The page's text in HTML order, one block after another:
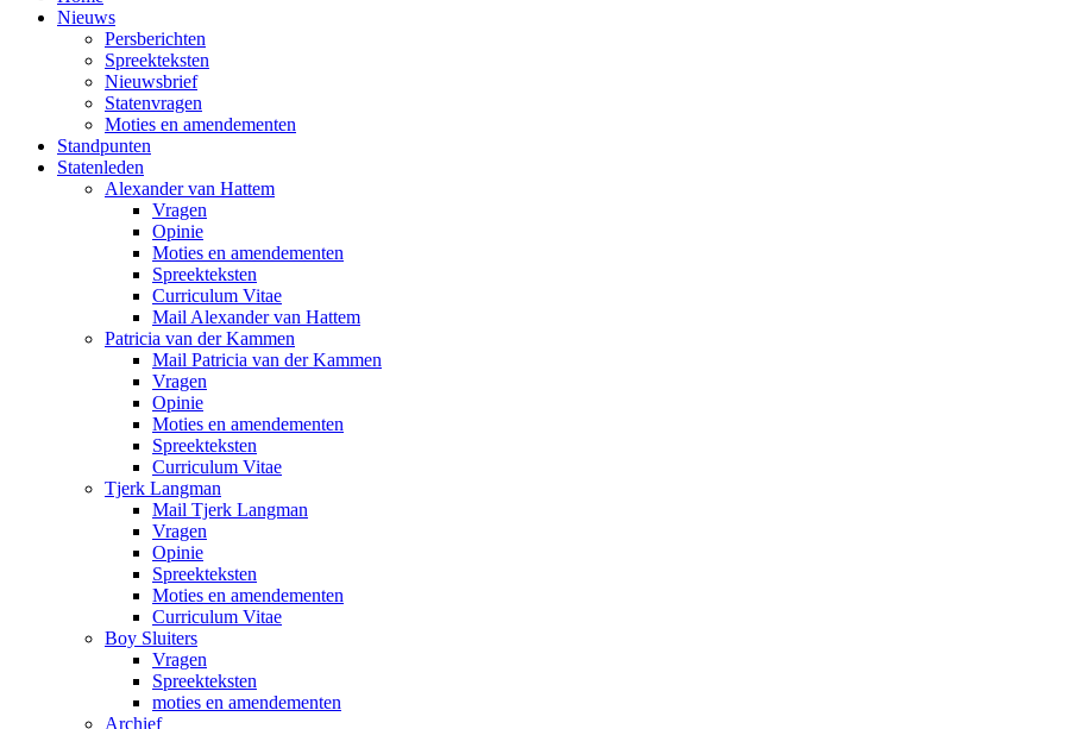
Nieuws
Persberichten
Spreekteksten
Nieuwsbrief
Statenvragen
Moties en amendementen
Standpunten
Statenleden
Alexander van Hattem
Vragen
Opinie
Moties en amendementen
Spreekteksten
Curriculum Vitae
Mail Alexander van Hattem
Patricia van der Kammen
Mail Patricia van der Kammen
Vragen
Opinie
Moties en amendementen
Spreekteksten
Curriculum Vitae
Tjerk Langman
Mail Tjerk Langman
Vragen
Opinie
Spreekteksten
Moties en amendementen
Curriculum Vitae
Boy Sluiters
Vragen
Spreekteksten
moties en amendementen
Archief